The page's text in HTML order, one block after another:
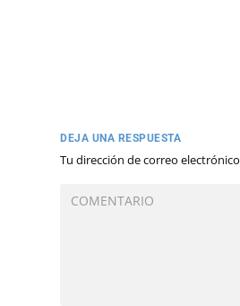
DEJA UNA RESPUESTA
Tu dirección de correo